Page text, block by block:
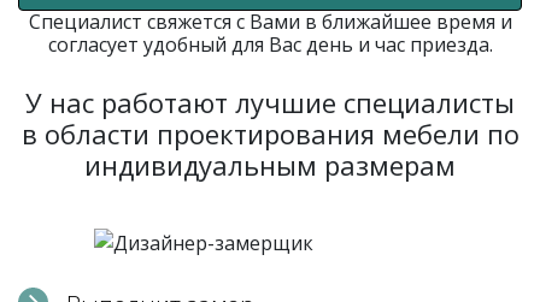
Специалист свяжется с Вами в ближайшее время и
согласует удобный для Вас день и час приезда.
У нас работают лучшие специалисты
в области проектирования мебели по
индивидуальным размерам